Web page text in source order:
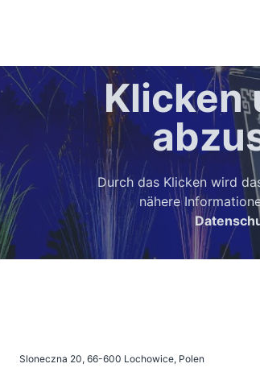
Klicken
Durch das Klicken wird
nähere
Sloneczna 20, 66-600 Lochowice, Polen